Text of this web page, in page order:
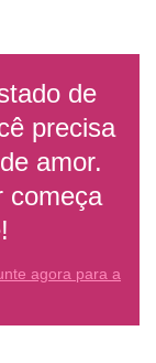
de
precisa
amor.
começa
agora para a